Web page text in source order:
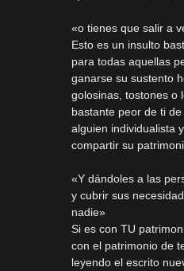
«o tienes que salir a
Esto es un insulto
para todas aquellas
ganarse su sustento
golosinas, tostones o
bastante peor de ti
alguien individualista
compartir su
«Y dándoles a las
y cubrir sus
nadie»
Si es con TU
con el patrimonio de
leyendo el escrito